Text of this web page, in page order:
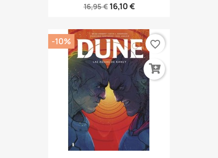
16,95 € 16,10 €
-10% favorite_border